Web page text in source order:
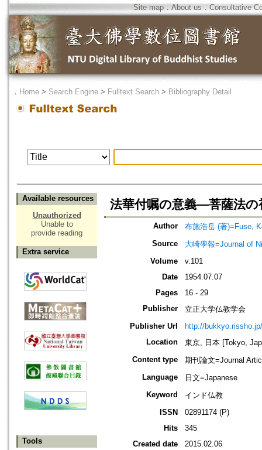
Site map．About us ． Consultative
． Home > Search Engine > Fulltext Search > Bibliography Detail
Available resources
Unauthorized
Unable to
provide reading
Extra service
Tools
法華付嘱の意義―菩薩法
Author
布施浩岳 (著)=Fuse,
Source
大崎學報=Journal of
Volume
v.101
Date
1954.07.07
Pages
16 - 29
Publisher
立正大学仏教学会
Publisher Url
http://
Location
東京, 日本 [Tokyo,
Content type
期刊論文=Journal
Language
日文=Japanese
Keyword
インド仏教
ISSN
02891174 (P)
Hits
345
Created date
2015.02.06